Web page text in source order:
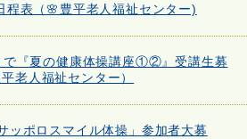
程表（🌸豊平老人福祉センター)
で『夏の健康体操講座①②』受講生募
老人福祉センター）
ッポロスマイル体操」参加者大募